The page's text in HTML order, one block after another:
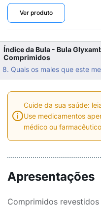
Ver produto
Índice da Bula - Bula
Comprimidos
8. Quais os males que este
Cuide da sua saúde:
Use medicamentos
médico ou
Apresentações
Comprimidos